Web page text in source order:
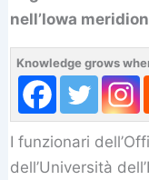
nell’Iowa
Knowledge grows
I funzionari
dell’Università